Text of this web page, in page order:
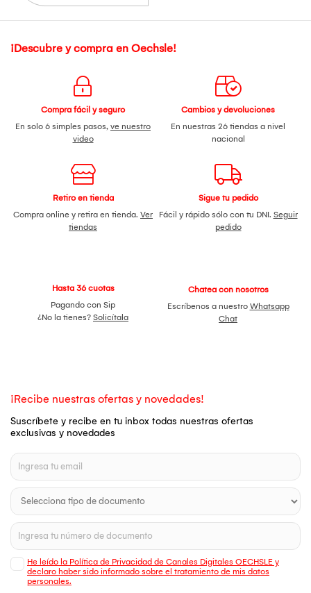
¡Descubre y compra en Oechsle!
Compra fácil y seguro
En solo 6 simples pasos, ve nuestro
video
Cambios y devoluciones
En nuestras 26 tiendas a nivel
nacional
Retiro en tienda
Compra online y retira en tienda. Ver
tiendas
Sigue tu pedido
Fácil y rápido sólo con tu DNI. Seguir
pedido
Hasta 36 cuotas
Pagando con Sip
¿No la tienes? Solicítala
Chatea con nosotros
Escríbenos a nuestro Whatsapp
Chat
¡Recibe nuestras ofertas y novedades!
Suscríbete y recibe en tu inbox todas nuestras ofertas
exclusivas y novedades
He leído la Política de Privacidad de Canales Digitales OECHSLE y
declaro haber sido informado sobre el tratamiento de mis datos
personales.